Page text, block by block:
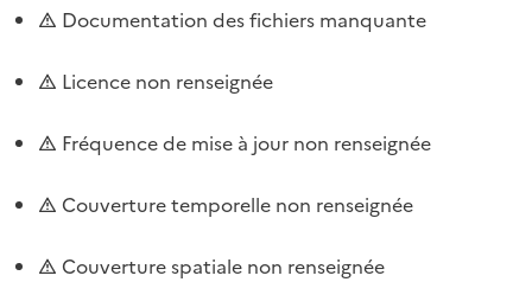
Documentation des fichiers manquante
Licence non renseignée
Fréquence de mise à jour non renseignée
Couverture temporelle non renseignée
Couverture spatiale non renseignée